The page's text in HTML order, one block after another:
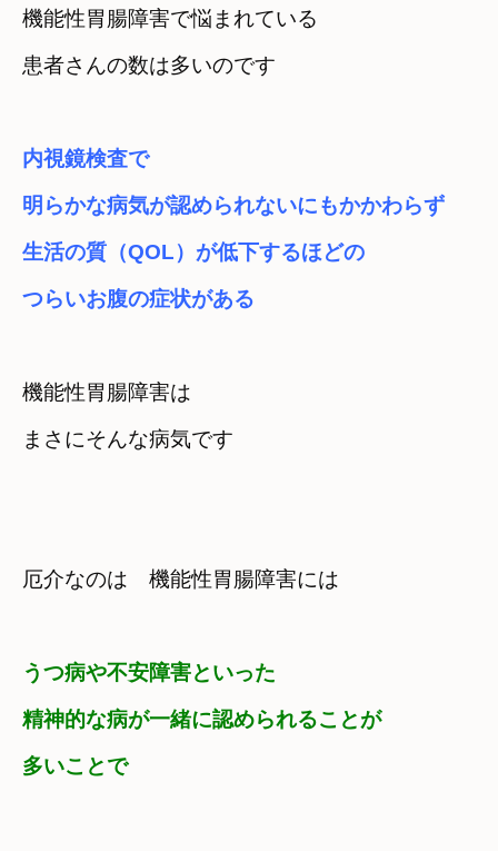
機能性胃腸障害で悩まれている
患者さんの数は多いのです
内視鏡検査で
明らかな病気が認められないにもかかわらず
生活の質（QOL）が低下するほどの
つらいお腹の症状がある
機能性胃腸障害は
まさにそんな病気です
厄介なのは　機能性胃腸障害には
うつ病や不安障害といった
精神的な病が一緒に認められることが
多いことで